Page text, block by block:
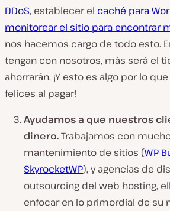
DDoS, establecer el caché para
monitorear el sitio para encontrar
nos hacemos cargo de todo esto.
tengan con nosotros, más será el
ahorrarán. ¡Y esto es algo por lo
felices al pagar!
Ayudamos a que nuestros
dinero.Trabajamos con
mantenimiento de sitios (WP
SkyrocketWP), y agencias de
outsourcing del web hosting,
enfocar en lo primordial de su